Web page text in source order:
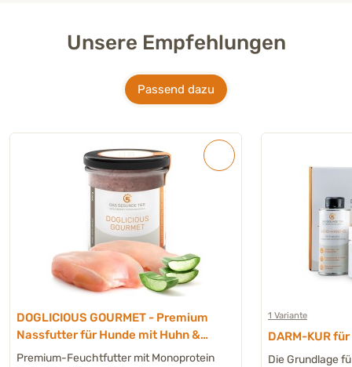
Unsere Empfehlungen
Passend dazu
DOGLICIOUS GOURMET - Premium
Nassfutter für Hunde mit Huhn &
Aloe Vera - 6 x 300 g
Premium-Feuchtfutter mit Monoprotein
1 Variante
DARM-KUR
Die Grundlage